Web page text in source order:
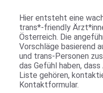
Hier entsteht eine
trans*-friendly
Österreich. Die
Vorschläge basierend
und trans-Personen
das Gefühl haben,
Liste gehören,
Kontaktformular.